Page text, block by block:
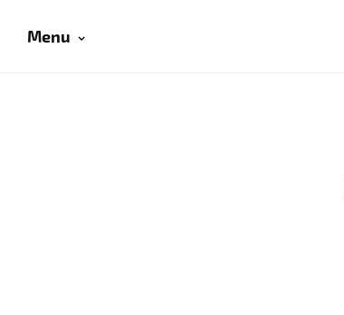
Menu